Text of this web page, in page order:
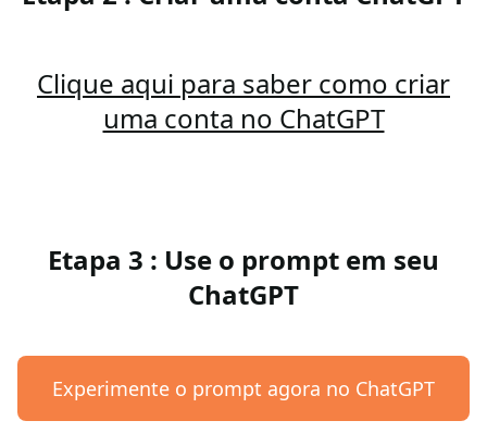
Clique aqui para saber como criar
uma conta no ChatGPT
Etapa 3 : Use o prompt em seu
ChatGPT
Experimente o prompt agora no ChatGPT